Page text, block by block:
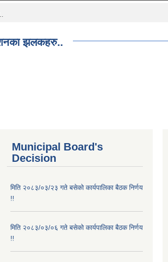
झलकहरु..
Municipal Board's
Decision
मिति २०८३/०३/२३ गते बसेको कार्यपालिका बैठक निर्णय
!!
मिति २०८३/०३/०६ गते बसेको कार्यपालिका बैठक निर्णय
!!